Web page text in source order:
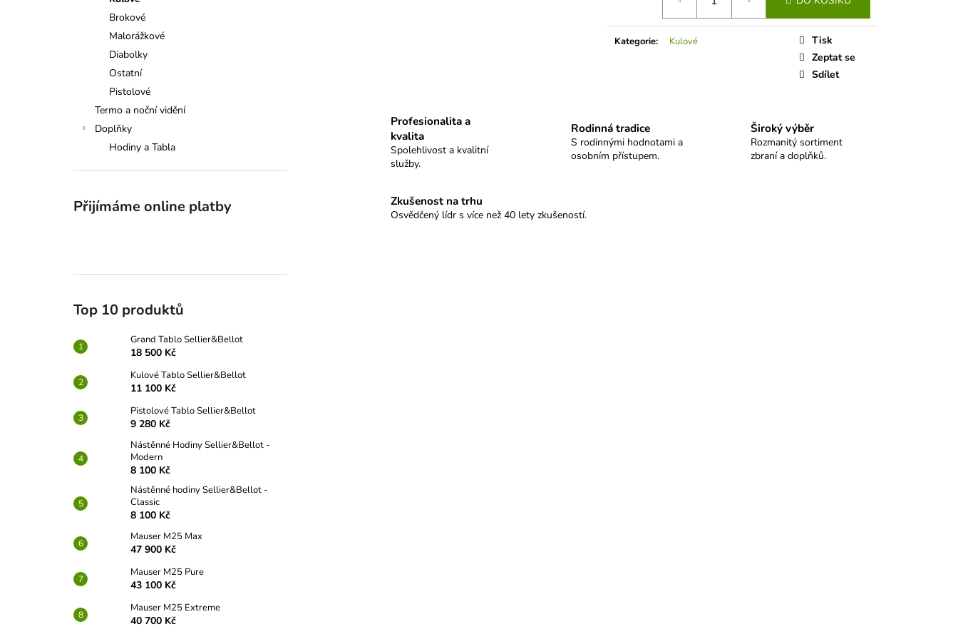
Brokové
Malorážkové
Diabolky
Ostatní
Pistolové
Termo a noční vidění
Doplňky
Hodiny a Tabla
Přijímáme online platby
Top 10 produktů
Grand Tablo Sellier&Bellot
18 500 Kč
Kulové Tablo Sellier&Bellot
11 100 Kč
Pistolové Tablo Sellier&Bellot
9 280 Kč
Nástěnné Hodiny Sellier&Bellot -
Modern
8 100 Kč
Nástěnné hodiny Sellier&Bellot -
Classic
8 100 Kč
Mauser M25 Max
47 900 Kč
Mauser M25 Pure
43 100 Kč
Mauser M25 Extreme
40 700 Kč
Kategorie: Kulové
Tisk
Zeptat se
Sdílet
Profesionalita a
kvalita
Spolehlivost a kvalitní
služby.
Rodinná tradice
S rodinnými hodnotami a
osobním přístupem.
Široký výběr
Rozmanitý sortiment
zbraní a doplňků.
Zkušenost na trhu
Osvědčený lídr s více než 40 lety zkušeností.
18 500 Kč